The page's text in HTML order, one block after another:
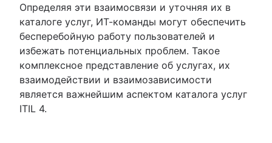
Определяя эти взаимосвязи и уточняя их в
каталоге услуг, ИТ-команды могут обеспечить
бесперебойную работу пользователей и
избежать потенциальных проблем. Такое
комплексное представление об услугах, их
взаимодействии и взаимозависимости
является важнейшим аспектом каталога услуг
ITIL 4.